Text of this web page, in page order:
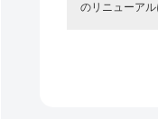
のリニューア